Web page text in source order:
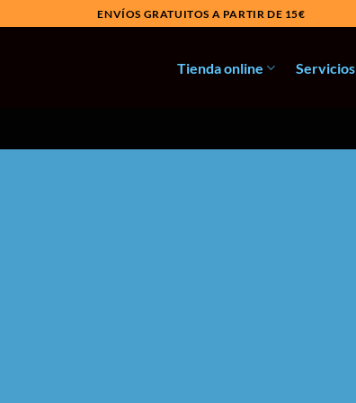
ENVÍOS GRATUITOS A PARTIR DE 15€
Tienda online Servicios